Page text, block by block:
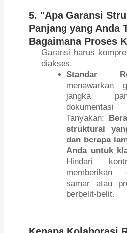
5. "Apa Garansi
Panjang yang Anda
Bagaimana Proses
Garansi harus
diakses.
Standar
menawarkan
jangka
Tanyakan:
struktural
dan berapa
Anda untuk
Hindari
memberikan
samar atau
berbelit-belit.